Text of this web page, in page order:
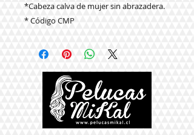
*Cabeza calva de mujer sin abrazadera.
* Código CMP